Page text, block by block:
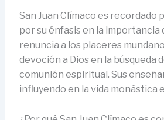
San Juan Clímaco es recordado
por su énfasis en la importancia
renuncia a los placeres
devoción a Dios en la búsqueda
comunión espiritual. Sus
influyendo en la vida monástica